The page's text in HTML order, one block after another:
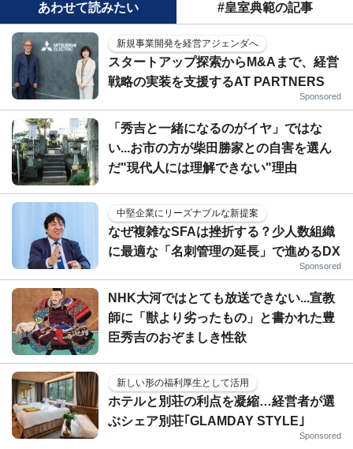
あわせて読みたい #皇室典範の記事
新規事業開発を経営アジェンダへ
スタートアップ探索からM&Aまで、経営
戦略の実装を支援するAT PARTNERS
Sponsored
「秀吉と一緒になるのがイヤ」ではな
い...お市の方が柴田勝家との自害を選ん
だ"現代人には理解できない"理由
中堅企業にリーズナブルな新提案
なぜ複雑なSFAは挫折する？少人数組織
に最適な「名刺管理の延長」で進めるDX
Sponsored
NHK大河ではとても放送できない...宣教
師に「獣より劣ったもの」と書かれた豊
臣秀吉のおぞましき性欲
新しい形の福利厚生として活用
ホテルと別荘の利点を凝縮…経営者が選
ぶシェア別荘｢GLAMDAY STYLE｣
Sponsored